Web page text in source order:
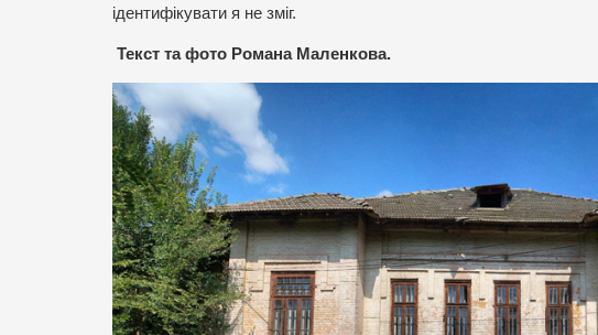
ідентифікувати я не зміг.
Текст та фото Романа Маленкова.